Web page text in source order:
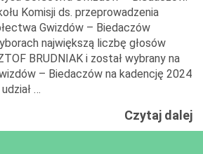
Komisji ds. przeprowadzenia
Gwizdów – Biedaczów
największą liczbę głosów
BRUDNIAK i został wybrany na
– Biedaczów na kadencję 2024
…
Czytaj dalej
o